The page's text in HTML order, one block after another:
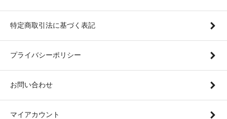
特定商取引法に基づく表記
プライバシーポリシー
お問い合わせ
マイアカウント